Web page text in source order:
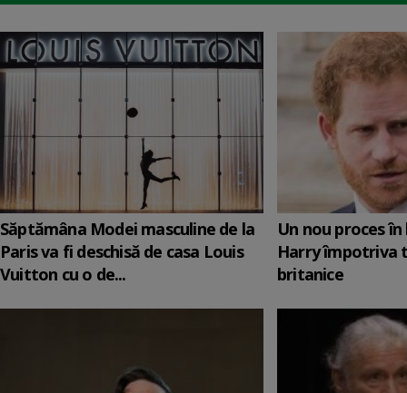
Săptămâna Modei masculine de la
Paris va fi deschisă de casa Louis
Vuitton cu o de...
Un nou proces
Harry împotriva
britanice